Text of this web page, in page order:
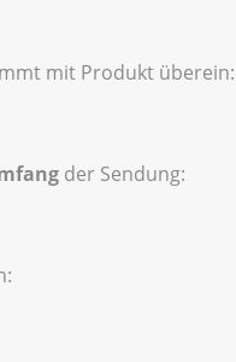
mit Produkt überein:
der Sendung: